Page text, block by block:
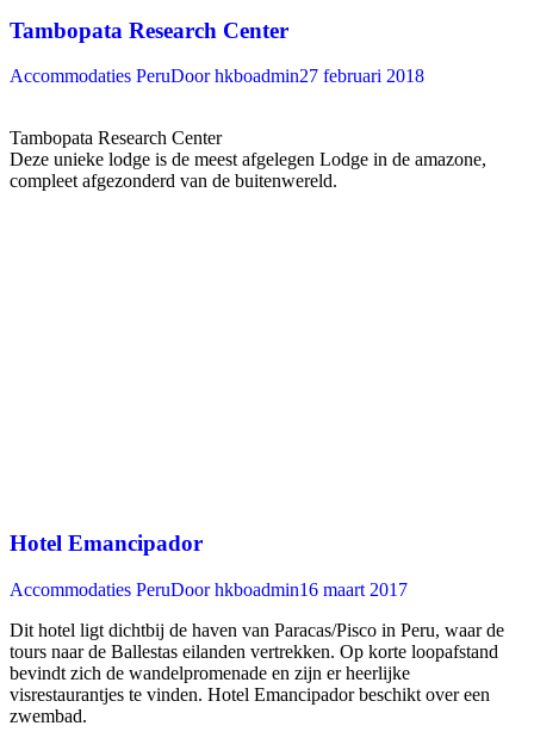
Tambopata Research Center
Accommodaties PeruDoorhkboadmin27 februari 2018
Tambopata Research Center
Deze unieke lodge is de meest afgelegen Lodge in de amazone,
compleet afgezonderd van de buitenwereld.
Hotel Emancipador
Accommodaties PeruDoorhkboadmin16 maart 2017
Dit hotel ligt dichtbij de haven van Paracas/Pisco in Peru, waar de
tours naar de Ballestas eilanden vertrekken. Op korte loopafstand
bevindt zich de wandelpromenade en zijn er heerlijke
visrestaurantjes te vinden. Hotel Emancipador beschikt over een
zwembad.